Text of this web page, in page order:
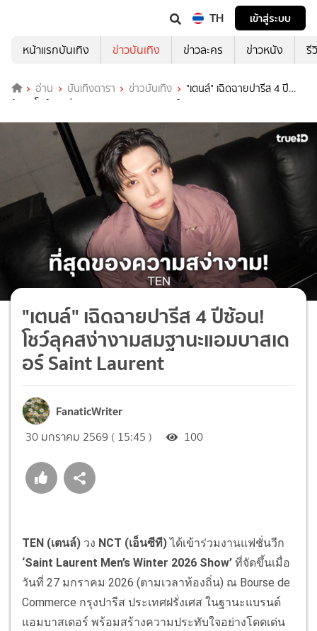
TH
เข้าสู่ระบบ
หน้าแรกบันเทิง
ข่าวบันเทิง ข่าวละคร ข่าวหนัง รี
อ่าน บันเทิงดารา ข่าวบันเทิง
"เตนล์" เฉิดฉายปารีส 4 ปี
ซ้อน! โชว์ลุคสง่างามสมฐานะแอมบาสเดอร์ Saint Laurent
"เตนล์" เฉิดฉายปารีส 4 ปีซ้อน!
โชว์ลุคสง่างามสมฐานะแอมบาสเด
อร์ Saint Laurent
FanaticWriter
30 มกราคม 2569 ( 15:45 ) 100
TEN (เตนล์) วง NCT (เอ็นซีที)ได้เข้าร่วมงานแฟชั่นวีก
‘Saint Laurent Men’s Winter 2026 Show’ ที่จัดขึ้นเมื่อ
วันที่ 27 มกราคม 2026 (ตามเวลาท้องถิ่น) ณ Bourse de
Commerce กรุงปารีส ประเทศฝรั่งเศส ในฐานะแบรนด์
แอมบาสเดอร์ พร้อมสร้างความประทับใจอย่างโดดเด่น